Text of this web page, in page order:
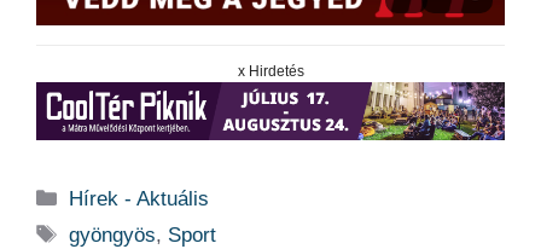
x Hirdetés
Kategória
Hírek - Aktuális
Címkék
gyöngyös, Sport